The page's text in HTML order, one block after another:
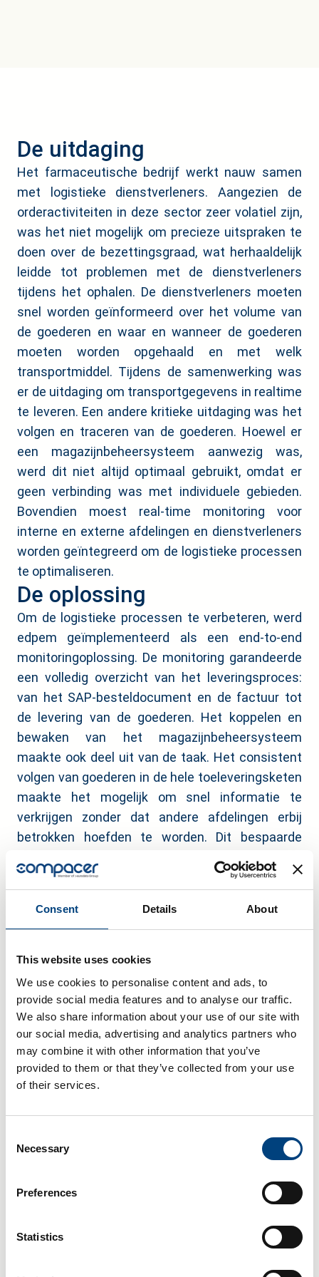
Consent Details About
This website uses cookies
We use cookies to personalise content and ads, to
provide social media features and to analyse our traffic.
We also share information about your use of our site with
our social media, advertising and analytics partners who
may combine it with other information that you’ve
provided to them or that they’ve collected from your use
of their services.
Selection
Necessary
Preferences
Statistics
De uitdaging
Het farmaceutische bedrijf werkt nauw samen
met logistieke dienstverleners. Aangezien de
orderactiviteiten in deze sector zeer volatiel zijn,
was het niet mogelijk om precieze uitspraken te
doen over de bezettingsgraad, wat herhaaldelijk
leidde tot problemen met de dienstverleners
tijdens het ophalen. De dienstverleners moeten
snel worden geïnformeerd over het volume van
de goederen en waar en wanneer de goederen
moeten worden opgehaald en met welk
transportmiddel. Tijdens de samenwerking was
er de uitdaging om transportgegevens in realtime
te leveren. Een andere kritieke uitdaging was het
volgen en traceren van de goederen. Hoewel er
een magazijnbeheersysteem aanwezig was,
werd dit niet altijd optimaal gebruikt, omdat er
geen verbinding was met individuele gebieden.
Bovendien moest real-time monitoring voor
interne en externe afdelingen en dienstverleners
worden geïntegreerd om de logistieke processen
te optimaliseren.
De oplossing
Om de logistieke processen te verbeteren, werd
edpem geïmplementeerd als een end-to-end
monitoringoplossing. De monitoring garandeerde
een volledig overzicht van het leveringsproces:
van het SAP-besteldocument en de factuur tot
de levering van de goederen. Het koppelen en
bewaken van het magazijnbeheersysteem
maakte ook deel uit van de taak. Het consistent
volgen van goederen in de hele toeleveringsketen
maakte het mogelijk om snel informatie te
verkrijgen zonder dat andere afdelingen erbij
betrokken hoefden te worden. Dit bespaarde
voertuigkeuze gemaakt voor de vervoerder bij het
voor producttracering op batchbasis. De
gegarandeerd, aangezien externe partners alleen
toegang hadden tot edpem en er geen
toegangsautorisaties nodig waren voor interne
toepassingen. Door de pakketten te scannen
konden klantorders worden gevolgd en
getraceerd. Het resultaat: problemen werden
vroeg ontdekt en proceseigenaren werden in
bedrijf in staat om het hele verzendproces te
volgen, van het verpakken van het product tot de
daadwerkelijke levering aan de klant. De
daaruit voortvloeiende automatisering hebben
service en hogere kwaliteit - zowel voor de klant